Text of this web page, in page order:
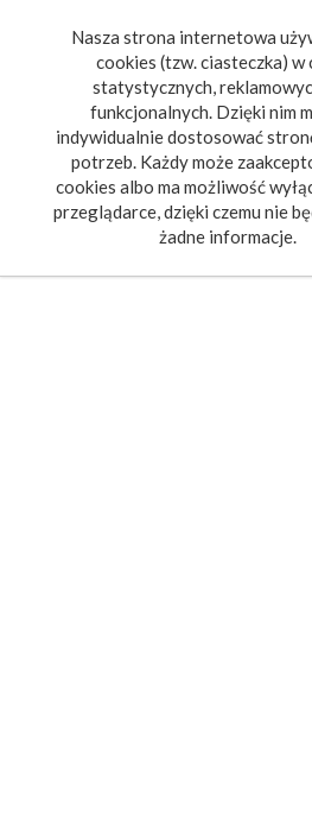
Nasza strona internetowa
cookies (tzw. ciasteczka) w
statystycznych,
funkcjonalnych. Dzięki nim
indywidualnie dostosować
potrzeb. Każdy może
cookies albo ma możliwość
przeglądarce, dzięki czemu nie
żadne informacje.